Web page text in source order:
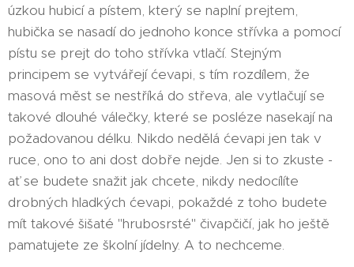
úzkou hubicí a pístem, který se naplní prejtem,
hubička se nasadí do jednoho konce střívka a pomocí
pístu se prejt do toho střívka vtlačí. Stejným
principem se vytvářejí ćevapi, s tím rozdílem, že
masová měst se nestříká do střeva, ale vytlačují se
takové dlouhé válečky, které se posléze nasekají na
požadovanou délku. Nikdo nedělá ćevapi jen tak v
ruce, ono to ani dost dobře nejde. Jen si to zkuste -
ať se budete snažit jak chcete, nikdy nedocílíte
drobných hladkých ćevapi, pokaždé z toho budete
mít takové šišaté "hrubosrsté" čivapčičí, jak ho ještě
pamatujete ze školní jídelny. A to nechceme.